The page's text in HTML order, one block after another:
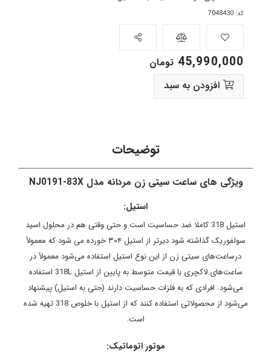
کد: 7048430
45,990,000 تومان
افزودن به سبد
توضیحات
ویژگی های ساعت سیتی زن مردانه مدل NJ0191-83X
استیل:
استیل 318 کاملا ضد حساسیت است و حتی وقتی هم در محلول اسید
سولفوریک گذاشته شود دیرتر از استیل ۳۰۴ خورده می شود که معمولاً
درساعت‌های سیتی زن از این نوع استیل استفاده می‌شود معمولاً در
ساعت‌های لاکچری با قیمت متوسط به پایین از استیل 318L استفاده
می‌شود. افرادی که به فلزات حساسیت دارند (حتی به استیل) پیشنهاد
می‌شود از محصولاتی استفاده کنند که از استیل با خلوص 318 تهیه شده
است.
موتور اتوماتیک: